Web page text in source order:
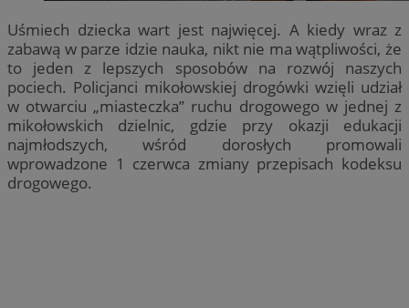
Uśmiech dziecka wart jest najwięcej. A kiedy wraz z
zabawą w parze idzie nauka, nikt nie ma wątpliwości, że
to jeden z lepszych sposobów na rozwój naszych
pociech. Policjanci mikołowskiej drogówki wzięli udział
w otwarciu „miasteczka” ruchu drogowego w jednej z
mikołowskich dzielnic, gdzie przy okazji edukacji
najmłodszych, wśród dorosłych promowali
wprowadzone 1 czerwca zmiany przepisach kodeksu
drogowego.